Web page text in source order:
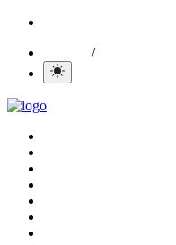
/